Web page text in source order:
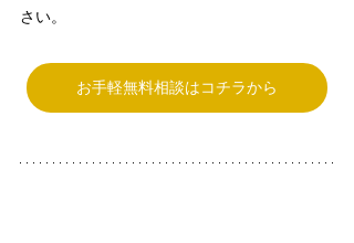
さい。
お手軽無料相談はコチラから